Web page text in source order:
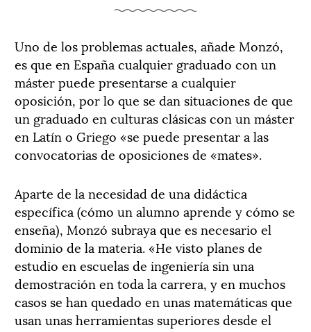
Uno de los problemas actuales, añade Monzó,
es que en España cualquier graduado con un
máster puede presentarse a cualquier
oposición, por lo que se dan situaciones de que
un graduado en culturas clásicas con un máster
en Latín o Griego «se puede presentar a las
convocatorias de oposiciones de «mates».
Aparte de la necesidad de una didáctica
específica (cómo un alumno aprende y cómo se
enseña), Monzó subraya que es necesario el
dominio de la materia. «He visto planes de
estudio en escuelas de ingeniería sin una
demostración en toda la carrera, y en muchos
casos se han quedado en unas matemáticas que
usan unas herramientas superiores desde el